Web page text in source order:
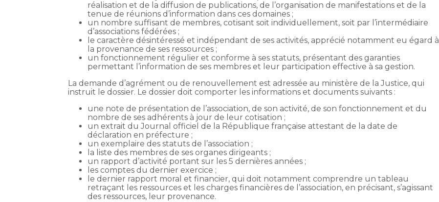
réalisation et de la diffusion de publications, de l’organisation de manifestations et de la
tenue de réunions d’information dans ces domaines ;
un nombre suffisant de membres, cotisant soit individuellement, soit par l’intermédiaire
d’associations fédérées ;
le caractère désintéressé et indépendant de ses activités, apprécié notamment eu égard à
la provenance de ses ressources ;
un fonctionnement régulier et conforme à ses statuts, présentant des garanties
permettant l’information de ses membres et leur participation effective à sa gestion.
La demande d’agrément ou de renouvellement est adressée au ministère de la Justice, qui
instruit le dossier. Le dossier doit comporter les informations et documents suivants :
une note de présentation de l’association, de son activité, de son fonctionnement et du
nombre de ses adhérents à jour de leur cotisation ;
un extrait du Journal officiel de la République française attestant de la date de
déclaration en préfecture ;
un exemplaire des statuts de l’association ;
la liste des membres de ses organes dirigeants ;
un rapport d’activité portant sur les 5 dernières années ;
les comptes du dernier exercice ;
le dernier rapport moral et financier, qui doit notamment comprendre un tableau
retraçant les ressources et les charges financières de l’association, en précisant, s’agissant
des ressources, leur provenance.